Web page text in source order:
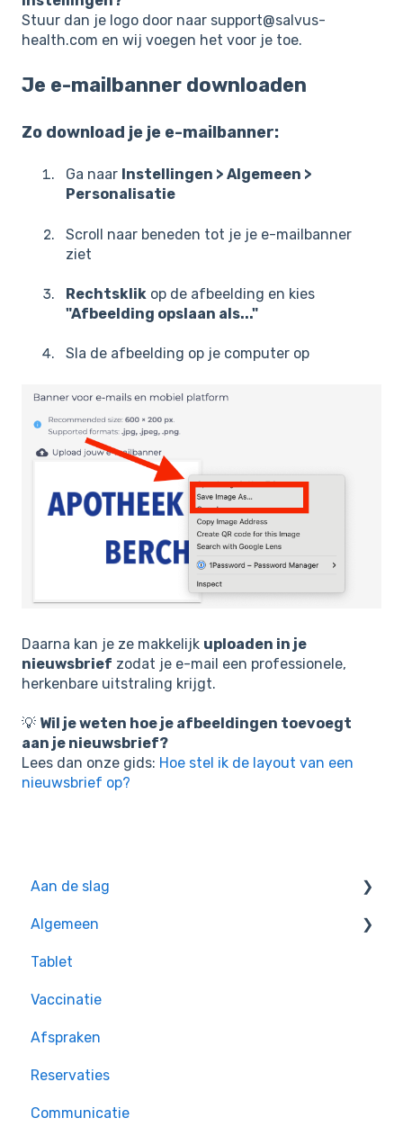
Stuur dan je logo door naar support@salvus-
health.com en wij voegen het voor je toe.
Je e-mailbanner downloaden
Zo download je je e-mailbanner:
Ga naar Instellingen > Algemeen >
Personalisatie
Scroll naar beneden tot je je e-mailbanner
ziet
Rechtsklik op de afbeelding en kies
"Afbeelding opslaan als..."
Sla de afbeelding op je computer op
Daarna kan je ze makkelijk uploaden in je
nieuwsbrief zodat je e-mail een professionele,
herkenbare uitstraling krijgt.
💡 Wil je weten hoe je afbeeldingen toevoegt
aan je nieuwsbrief?
Lees dan onze gids: Hoe stel ik de layout van een
nieuwsbrief op?
Aan de slag
Oefeningen voor beginners
Algemeen
Handige tips
Tablet
Vaccinatie
Afspraken
Reservaties
Communicatie